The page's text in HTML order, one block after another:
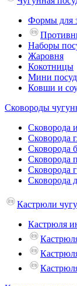
Формы для
Наборы
Жаровня
Кокотницы
Мини
Ковши и
Сковороды
Сковорода
Сковорода
Сковорода
Сковорода
Сковорода
Сковорода
Кастрюли
Кастрюля